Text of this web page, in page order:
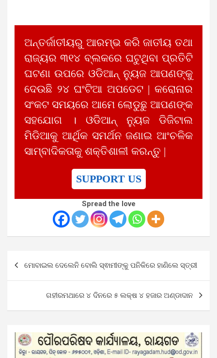
ଅନ୍ତର୍ଜାତୀୟରୁ ଆରମ୍ଭ କରି ଜାତୀୟ ତଥା
ରାଜ୍ୟର ୩୧୪ ବ୍ଲକରେ ଘଟୁଥିବା ପ୍ରତିଟି
ଘଟଣା ଉପରେ ଓଡିଆନ୍ ନ୍ୟୁଜ ଆପଣଙ୍କୁ
ଦେଉଛି ୨୪ ଘଂଟିଆ ଅପଡେଟ | କରୋନାର
ସଂକଟ ସମୟରେ ଆମେ ଲୋଡୁଛୁ ଆପଣଙ୍କ
ସହଯୋଗ । ଓଡିଆନ୍ ନ୍ୟୁଜ ଡିଜିଟାଲ
ମିଡିଆକୁ ଆର୍ଥିକ ସମର୍ଥନ ଜଣାଇ ଆଂଚଳିକ
ସାମ୍ବାଦିକତାକୁ ଶକ୍ତିଶାଳୀ କରନ୍ତୁ |
SUPPORT US
Spread the love
ମୋବାଇଲ ଦେଲେନି ବୋଲି ସ୍ଵାମୀଙ୍କୁ ପନିକିରେ ହାଣିଲେ ସ୍ତ୍ରୀ
ଗହୀରମଥାରେ ୪ ଦିନରେ ୫ ଲକ୍ଷ ୪ ହଜାର ଅଣ୍ଡାଦାନ